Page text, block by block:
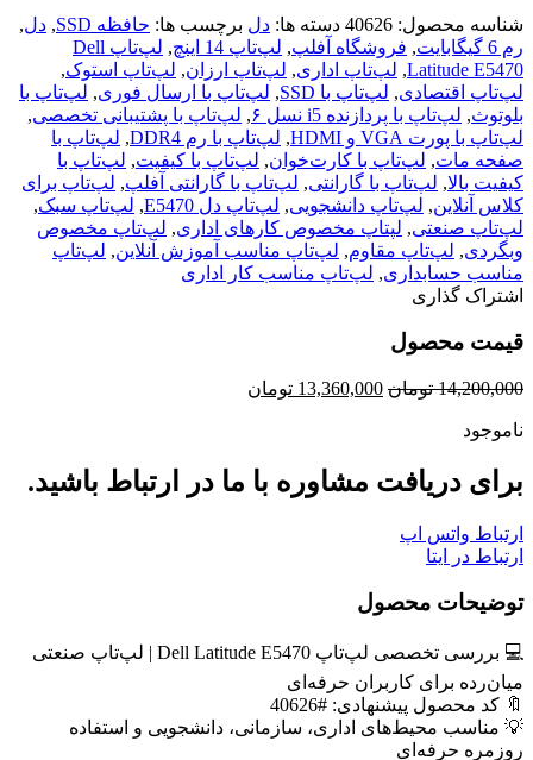
شناسه محصول: 40626 دسته ها: دل برچسب ها: حافظه SSD , دل,
رم 6 گیگابایت
, فروشگاه آفلپ, لپ‌تاپ 14 اینچ ,
لپ‌تاپ Dell
Latitude E5470
, لپ‌تاپ اداری, لپ‌تاپ ارزان, لپ‌تاپ استوک,
لپ‌تاپ اقتصادی, لپ‌تاپ با SSD , لپ‌تاپ با ارسال فوری, لپ‌تاپ با
بلوتوث, لپ‌تاپ با پردازنده i5 نسل ۶ , لپ‌تاپ با پشتیبانی تخصصی,
لپ‌تاپ با پورت VGA و HDMI
, لپ‌تاپ با رم DDR4 , لپ‌تاپ با
صفحه مات, لپ‌تاپ با کارت‌خوان, لپ‌تاپ با کیفیت, لپ‌تاپ با
کیفیت بالا, لپ‌تاپ با گارانتی, لپ‌تاپ با گارانتی آفلپ, لپ‌تاپ برای
کلاس آنلاین, لپ‌تاپ دانشجویی, لپ‌تاپ دل E5470 , لپ‌تاپ سبک,
لپ‌تاپ صنعتی, لپتاپ مخصوص کارهای اداری, لپ‌تاپ مخصوص
وبگردی, لپ‌تاپ مقاوم, لپ‌تاپ مناسب آموزش آنلاین, لپ‌تاپ
مناسب حسابداری, لپ‌تاپ مناسب کار اداری
اشتراک گذاری
قیمت محصول
14,200,000 تومان قیمت
13,360,000 تومان
ناموجود
برای دریافت مشاوره با ما در ارتباط باشید.
ارتباط واتس اپ
ارتباط در ایتا
توضیحات محصول
💻 بررسی تخصصی لپ‌تاپ Dell Latitude E5470 | لپ‌تاپ صنعتی
میان‌رده برای کاربران حرفه‌ای
🔖 کد محصول پیشنهادی: #40626
💡 مناسب محیط‌های اداری، سازمانی، دانشجویی و استفاده
روزمره حرفه‌ای